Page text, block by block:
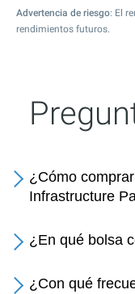
Advertencia de riesgo: El
rendimientos futuros.
¿Cómo
Infrastructure
¿En qué bolsa
¿Con qué